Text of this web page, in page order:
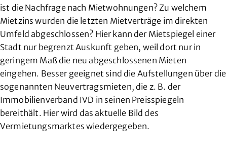
ist die Nachfrage nach Mietwohnungen? Zu welchem
Mietzins wurden die letzten Mietverträge im direkten
Umfeld abgeschlossen? Hier kann der Mietspiegel einer
Stadt nur begrenzt Auskunft geben, weil dort nur in
geringem Maß die neu abgeschlossenen Mieten
eingehen. Besser geeignet sind die Aufstellungen über die
sogenannten Neuvertragsmieten, die z. B. der
Immobilienverband IVD in seinen Preisspiegeln
bereithält. Hier wird das aktuelle Bild des
Vermietungsmarktes wiedergegeben.